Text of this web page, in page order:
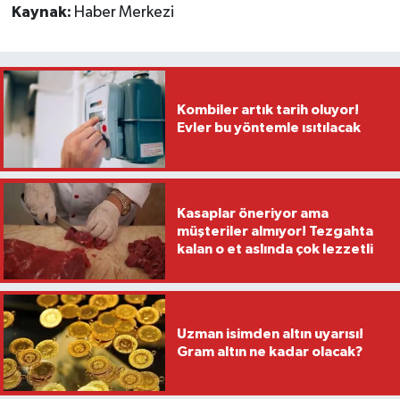
Kaynak: Haber Merkezi
Kombiler artık tarih oluyor!
Evler bu yöntemle ısıtılacak
Kasaplar öneriyor ama
müşteriler almıyor! Tezgahta
kalan o et aslında çok lezzetli
Uzman isimden altın uyarısı!
Gram altın ne kadar olacak?